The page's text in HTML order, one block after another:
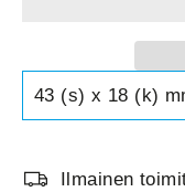
Ilmainen